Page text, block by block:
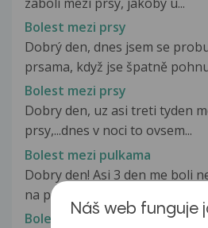
Bolest mezi prsy
Dobrý den, dnes jsem se
prsama, když jse špatně
Bolest mezi prsy
Dobry den, uz asi treti tyden
prsy,...dnes v noci to ovsem...
Bolest mezi pulkama
Dobry den! Asi 3 den me boli
na pohmat to vypada jako
Bolest mezi uchem a
Náš web funguje